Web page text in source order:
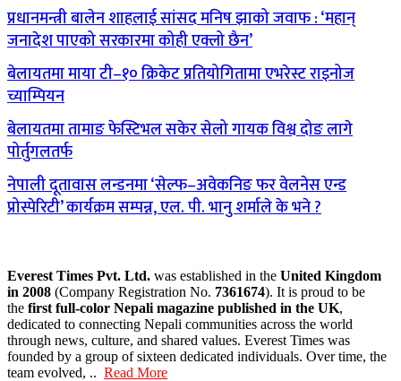
प्रधानमन्त्री बालेन शाहलाई सांसद मनिष झाको जवाफ : ‘महान्
जनादेश पाएको सरकारमा कोही एक्लो छैन’
बेलायतमा माया टी–१० क्रिकेट प्रतियोगितामा एभरेस्ट राइनोज
च्याम्पियन
बेलायतमा तामाङ फेस्टिभल सकेर सेलो गायक विश्व दोङ लागे
पोर्तुगलतर्फ
नेपाली दूतावास लन्डनमा ‘सेल्फ–अवेकनिङ फर वेलनेस एन्ड
प्रोस्पेरिटी’ कार्यक्रम सम्पन्न, एल. पी. भानु शर्माले के भने ?
Everest Times Pvt. Ltd. was established in the United Kingdom
in 2008 (Company Registration No. 7361674). It is proud to be
the first full-color Nepali magazine published in the UK,
dedicated to connecting Nepali communities across the world
through news, culture, and shared values. Everest Times was
founded by a group of sixteen dedicated individuals. Over time, the
team evolved, .. Read More